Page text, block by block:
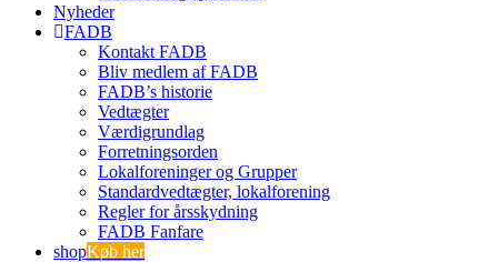
Nyheder
FADB
Kontakt FADB
Bliv medlem af FADB
FADB’s historie
Vedtægter
Værdigrundlag
Forretningsorden
Lokalforeninger og Grupper
Standardvedtægter, lokalforening
Regler for årsskydning
FADB Fanfare
shopKøb her